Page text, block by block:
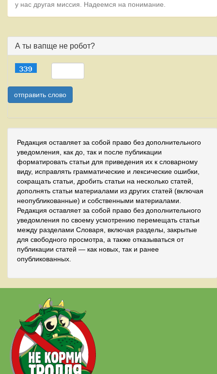
у нас другая миссия. Надеемся на понимание.
А ты вапще не робот?
Редакция оставляет за собой право без дополнительного
уведомления, как до, так и после публикации
форматировать статьи для приведения их к словарному
виду, исправлять грамматические и лексические ошибки,
сокращать статьи, дробить статьи на несколько статей,
дополнять статьи материалами из других статей (включая
неопубликованные) и собственными материалами.
Редакция оставляет за собой право без дополнительного
уведомления по своему усмотрению перемещать статьи
между разделами Словаря, включая разделы, закрытые
для свободного просмотра, а также отказываться от
публикации статей — как новых, так и ранее
опубликованных.